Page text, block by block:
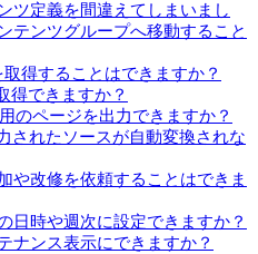
ツ定義を間違えてしまいまし
テンツグループへ移動すること
得することはできますか？
得できますか？
のページを出力できますか？
されたソースが自動変換されな
や改修を依頼することはできま
日時や週次に設定できますか？
ナンス表示にできますか？